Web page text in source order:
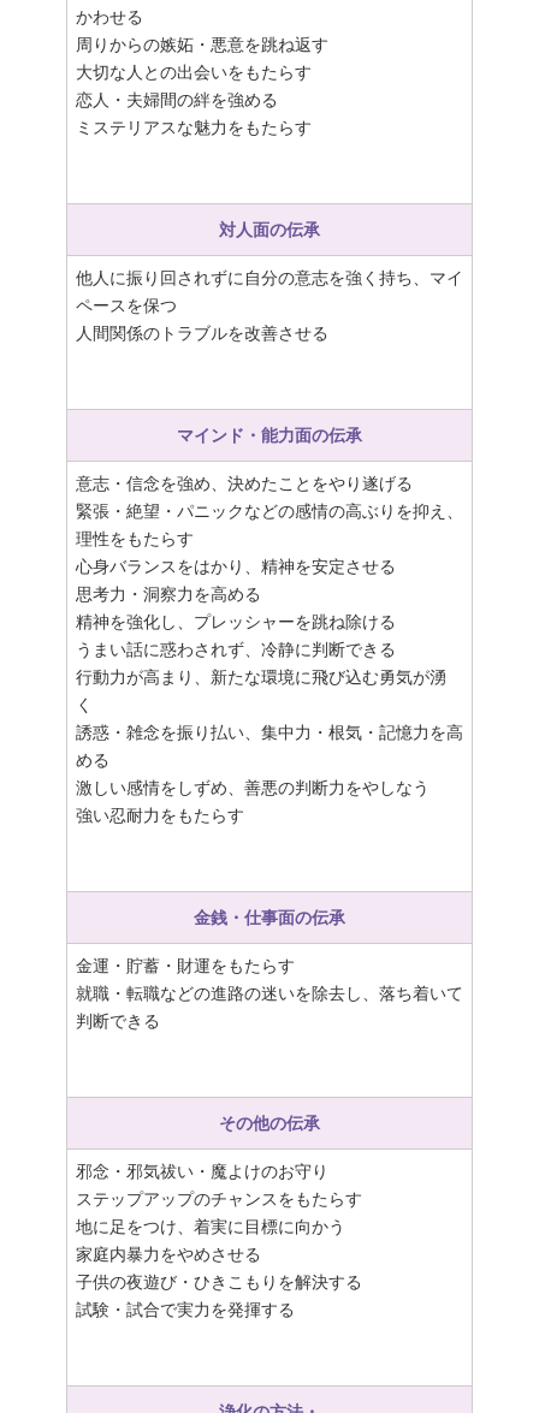
かわせる
周りからの嫉妬・悪意を跳ね返す
大切な人との出会いをもたらす
恋人・夫婦間の絆を強める
ミステリアスな魅力をもたらす
対人面の伝承
他人に振り回されずに自分の意志を強く持ち、マイ
ペースを保つ
人間関係のトラブルを改善させる
マインド・能力面の伝承
意志・信念を強め、決めたことをやり遂げる
緊張・絶望・パニックなどの感情の高ぶりを抑え、
理性をもたらす
心身バランスをはかり、精神を安定させる
思考力・洞察力を高める
精神を強化し、プレッシャーを跳ね除ける
うまい話に惑わされず、冷静に判断できる
行動力が高まり、新たな環境に飛び込む勇気が湧
く
誘惑・雑念を振り払い、集中力・根気・記憶力を高
める
激しい感情をしずめ、善悪の判断力をやしなう
強い忍耐力をもたらす
金銭・仕事面の伝承
金運・貯蓄・財運をもたらす
就職・転職などの進路の迷いを除去し、落ち着いて
判断できる
その他の伝承
邪念・邪気祓い・魔よけのお守り
ステップアップのチャンスをもたらす
地に足をつけ、着実に目標に向かう
家庭内暴力をやめさせる
子供の夜遊び・ひきこもりを解決する
試験・試合で実力を発揮する